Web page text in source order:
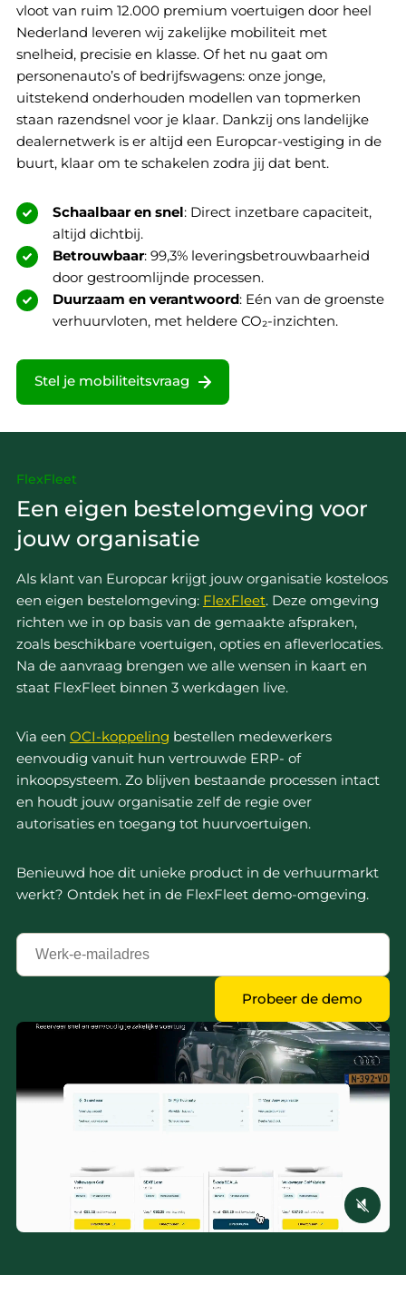
vloot van ruim 12.000 premium voertuigen door heel
Nederland leveren wij zakelijke mobiliteit met
snelheid, precisie en klasse. Of het nu gaat om
personenauto’s of bedrijfswagens: onze jonge,
uitstekend onderhouden modellen van topmerken
staan razendsnel voor je klaar. Dankzij ons landelijke
dealernetwerk is er altijd een Europcar-vestiging in de
buurt, klaar om te schakelen zodra jij dat bent.
Schaalbaar en snel: Direct inzetbare capaciteit,
altijd dichtbij.
Betrouwbaar: 99,3% leveringsbetrouwbaarheid
door gestroomlijnde processen.
Duurzaam en verantwoord: Eén van de groenste
verhuurvloten, met heldere CO₂-inzichten.
Stel je mobiliteitsvraag
FlexFleet
Een eigen bestelomgeving voor
jouw organisatie
Als klant van Europcar krijgt jouw organisatie kosteloos
een eigen bestelomgeving: FlexFleet. Deze omgeving
richten we in op basis van de gemaakte afspraken,
zoals beschikbare voertuigen, opties en afleverlocaties.
Na de aanvraag brengen we alle wensen in kaart en
staat FlexFleet binnen 3 werkdagen live.
Via een OCI-koppeling bestellen medewerkers
eenvoudig vanuit hun vertrouwde ERP- of
inkoopsysteem. Zo blijven bestaande processen intact
en houdt jouw organisatie zelf de regie over
autorisaties en toegang tot huurvoertuigen.
Benieuwd hoe dit unieke product in de verhuurmarkt
werkt? Ontdek het in de FlexFleet demo-omgeving.
Jouw
zakelijk
Probeer de demo